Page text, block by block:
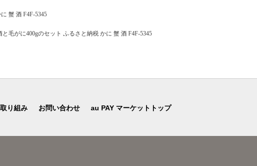
蟹 酒 F4F-5345
毛がに400gのセット ふるさと納税 かに 蟹 酒 F4F-5345
り組み お問い合わせ au PAY マーケットトップ